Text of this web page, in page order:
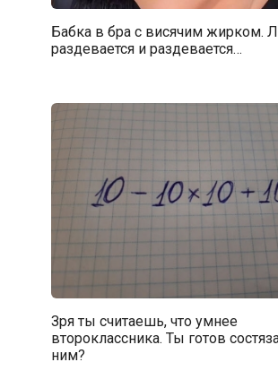
Бабка в бра с висячим жирком.
раздевается и раздевается…
Зря ты считаешь, что умнее
второклассника. Ты готов
ним?